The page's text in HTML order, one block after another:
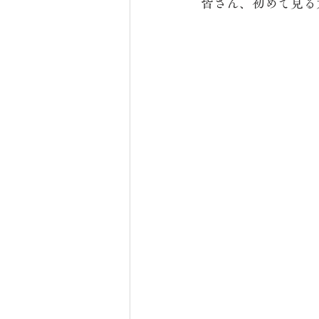
皆さん、初めて見る